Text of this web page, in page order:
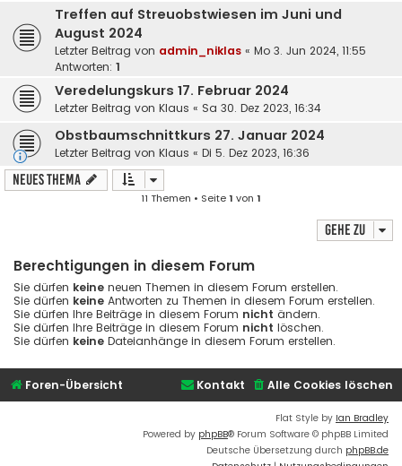
Treffen auf Streuobstwiesen im Juni und
August 2024
Letzter Beitrag von admin_niklas « Mo 3. Jun 2024, 11:55
Antworten: 1
Veredelungskurs 17. Februar 2024
Letzter Beitrag von Klaus « Sa 30. Dez 2023, 16:34
Obstbaumschnittkurs 27. Januar 2024
Letzter Beitrag von Klaus « Di 5. Dez 2023, 16:36
Neues Thema
11 Themen • Seite1 von 1
Gehe zu
Berechtigungen in diesem Forum
Sie dürfen keine neuen Themen in diesem Forum erstellen.
Sie dürfen keine Antworten zu Themen in diesem Forum erstellen.
Sie dürfen Ihre Beiträge in diesem Forum nicht ändern.
Sie dürfen Ihre Beiträge in diesem Forum nicht löschen.
Sie dürfen keine Dateianhänge in diesem Forum erstellen.
Foren-Übersicht Alle Cookies löschen
Kontakt
Flat Style by Ian Bradley
Powered by phpBB® Forum Software © phpBB Limited
Deutsche Übersetzung durch phpBB.de